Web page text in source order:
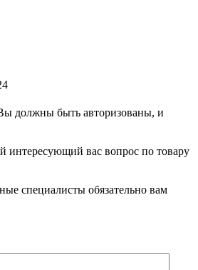
должны быть авторизованы, и
интересующий вас вопрос по товару
специалисты обязательно вам